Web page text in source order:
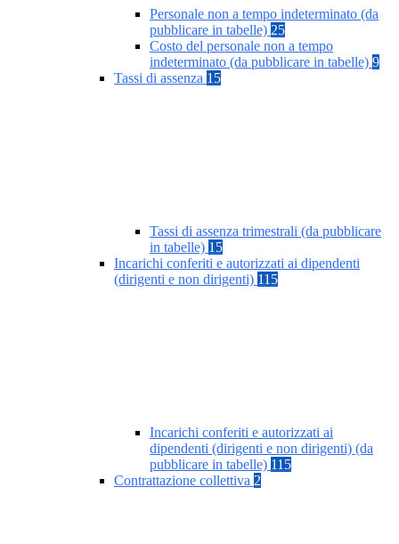
Personale non a tempo indeterminato (da
pubblicare in tabelle) 25
Costo del personale non a tempo
indeterminato (da pubblicare in tabelle) 9
Tassi di assenza 15
Tassi di assenza trimestrali (da pubblicare
in tabelle) 15
Incarichi conferiti e autorizzati ai dipendenti
(dirigenti e non dirigenti) 115
Incarichi conferiti e autorizzati ai
dipendenti (dirigenti e non dirigenti) (da
pubblicare in tabelle) 115
Contrattazione collettiva 2